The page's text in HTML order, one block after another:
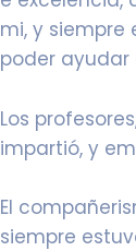
mi, y siempre
poder ayudar
Los
impartió, y
El
siempre